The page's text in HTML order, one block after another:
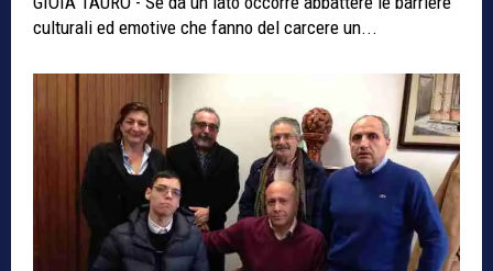
culturali ed emotive che fanno del carcere un...